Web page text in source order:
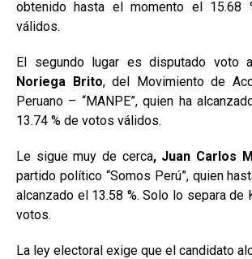
obtenido hasta el momento el
válidos.
El segundo lugar es disputado voto
Noriega Brito, del Movimiento de
Peruano – “MANPE”, quien ha
13.74 % de votos válidos.
Le sigue muy de cerca, Juan Carlos
partido político “Somos Perú”, quien
alcanzado el 13.58 %. Solo lo separa de
votos.
La ley electoral exige que el candidato